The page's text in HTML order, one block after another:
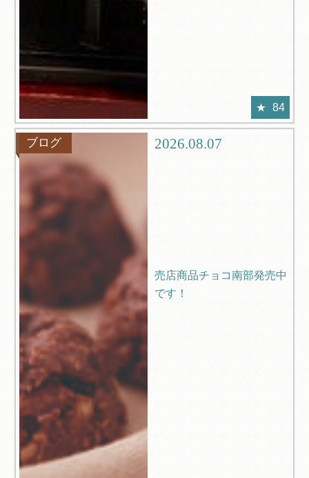
84
ブログ 2026.08.07
売店商品チョコ南部発売中
です！